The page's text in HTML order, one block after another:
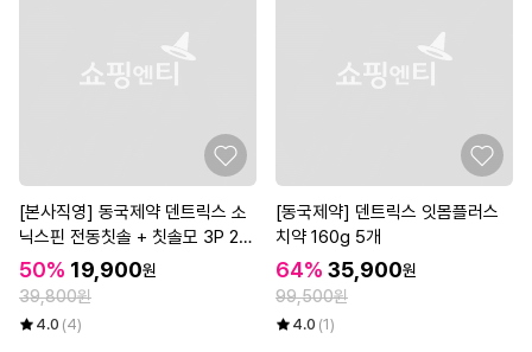
[본사직영] 동국제약 덴트릭스 소
닉스핀 전동칫솔 + 칫솔모 3P 2팩
(칫솔모 총 6개)
50% 19,900원
39,800원
4.0 (4)
[동국제약] 덴트릭스 잇몸플러스
치약 160g 5개
64% 35,900원
99,500원
4.0 (1)